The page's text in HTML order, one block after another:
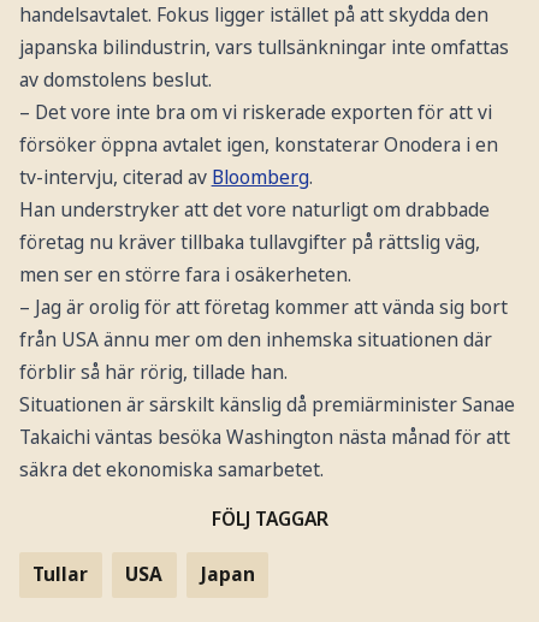
handelsavtalet. Fokus ligger istället på att skydda den
japanska bilindustrin, vars tullsänkningar inte omfattas
av domstolens beslut.
– Det vore inte bra om vi riskerade exporten för att vi
försöker öppna avtalet igen, konstaterar Onodera i en
tv-intervju, citerad av Bloomberg.
Han understryker att det vore naturligt om drabbade
företag nu kräver tillbaka tullavgifter på rättslig väg,
men ser en större fara i osäkerheten.
– Jag är orolig för att företag kommer att vända sig bort
från USA ännu mer om den inhemska situationen där
förblir så här rörig, tillade han.
Situationen är särskilt känslig då premiärminister Sanae
Takaichi väntas besöka Washington nästa månad för att
säkra det ekonomiska samarbetet.
FÖLJ TAGGAR
Tullar USA Japan